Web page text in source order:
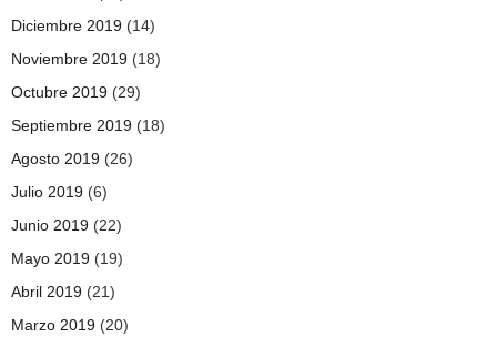
Diciembre 2019 (14)
Noviembre 2019 (18)
Octubre 2019 (29)
Septiembre 2019 (18)
Agosto 2019 (26)
Julio 2019 (6)
Junio 2019 (22)
Mayo 2019 (19)
Abril 2019 (21)
Marzo 2019 (20)